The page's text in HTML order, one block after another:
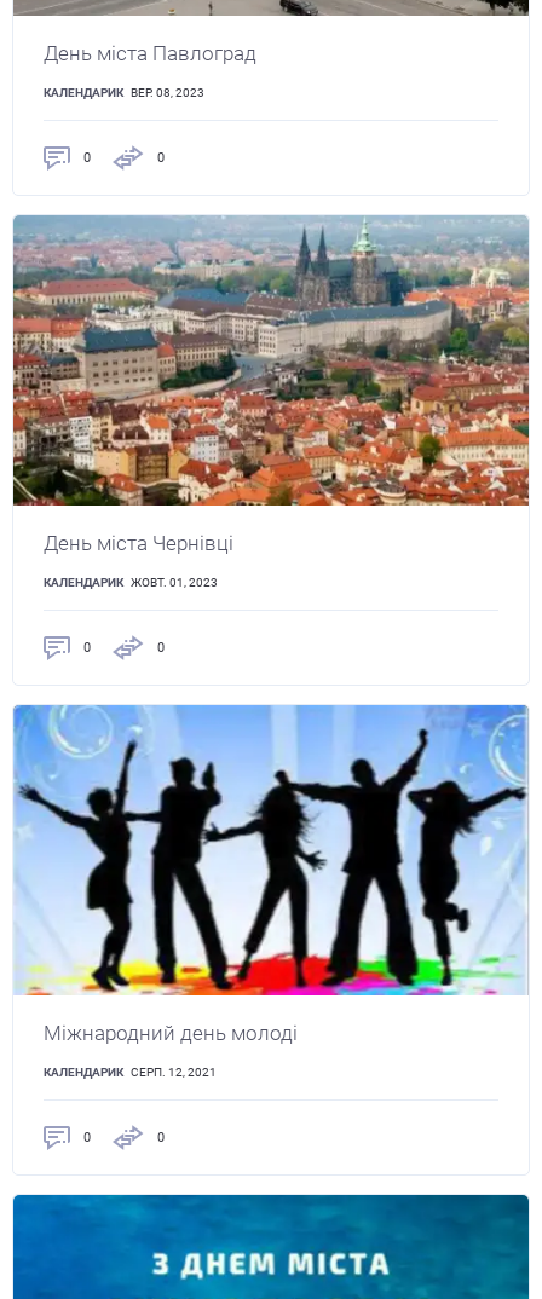
День міста Павлоград
КАЛЕНДАРИК ВЕР. 08, 2023
0 0
День міста Чернівці
КАЛЕНДАРИК ЖОВТ. 01, 2023
0 0
Міжнародний день молоді
КАЛЕНДАРИК СЕРП. 12, 2021
0 0